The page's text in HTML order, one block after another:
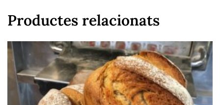
Productes relacionats